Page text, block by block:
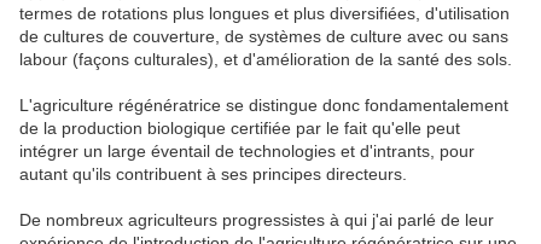
termes de rotations plus longues et plus diversifiées, d'utilisation
de cultures de couverture, de systèmes de culture avec ou sans
labour (façons culturales), et d'amélioration de la santé des sols.
L'agriculture régénératrice se distingue donc fondamentalement
de la production biologique certifiée par le fait qu'elle peut
intégrer un large éventail de technologies et d'intrants, pour
autant qu'ils contribuent à ses principes directeurs.
De nombreux agriculteurs progressistes à qui j'ai parlé de leur